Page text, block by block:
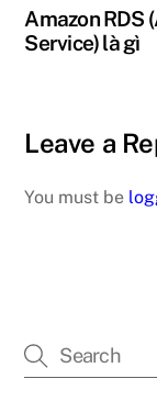
Amazon RDS
Service) là gì
Leave a
You must be